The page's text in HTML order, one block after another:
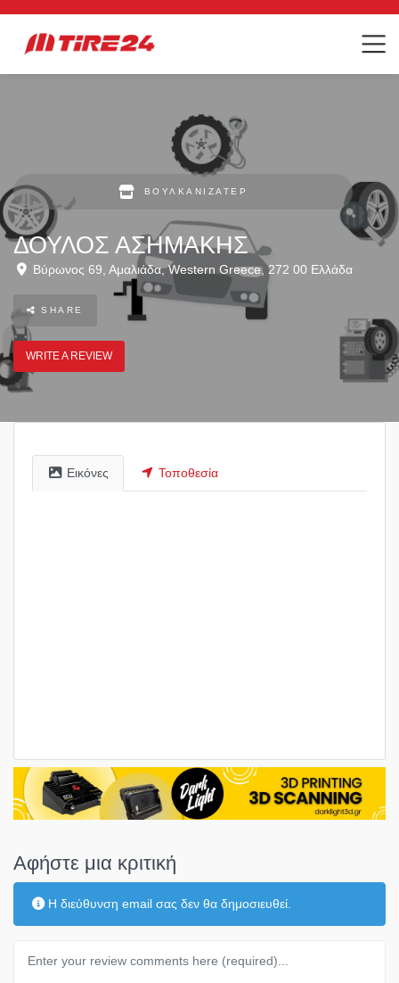
ΒΟΥΛΚΑΝΙΖΑΤΈΡ
ΔΟΥΛΟΣ ΑΣΗΜΑΚΗΣ
Βύρωνος 69 Αμαλιάδα,Western Greece,272 00 Ελλάδα
SHARE
WRITE A REVIEW
Εικόνες Τοποθεσία
Αφήστε μια κριτική
Η διεύθυνση email σας δεν θα δημοσιευθεί.